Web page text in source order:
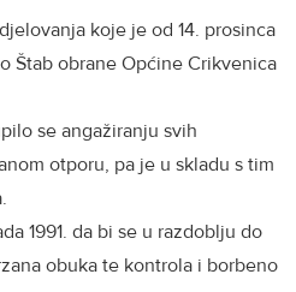
koje je od 14. prosinca
Štab obrane Općine Crikvenica
se angažiranju svih
otporu, pa je u skladu s tim
1991. da bi se u razdoblju do
obuka te kontrola i borbeno